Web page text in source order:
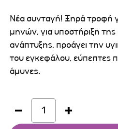
Νέα συνταγή! Ξηρά τροφή
μηνών, για υποστήριξη της
ανάπτυξης, προάγει την
του εγκεφάλου, εύπεπτες
άμυνες.
1